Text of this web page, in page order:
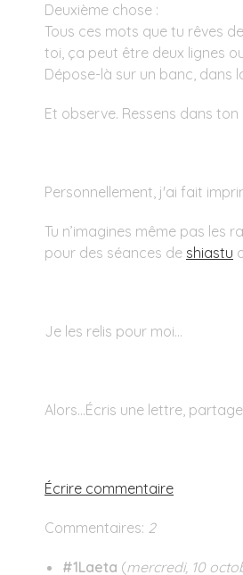
Deuxième chose :
Tous ces mots que tu rêves
toi, ça peut être deux lignes
Dépose-là sur un banc, dans
Et observe. Ressens dans
Personnellement, j'ai fait
Tu n’imagines même pas les
pour des séances de shiastu
Je les relis pour moi…
Alors...Écris une lettre,
Écrire commentaire
Commentaires: 2
#1Laeta (mercredi, 10